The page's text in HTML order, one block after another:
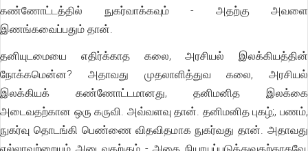
கண்ணோட்டத்தில் நுகர்வாக்கவும் - அதற்கு அவளை
இணங்கவைப்பதும் தான்.
தனியுடமையை எதிர்க்காத கலை, அரசியல் இலக்கியத்தின்
நோக்கமென்ன? அதாவது முதலாளித்துவ கலை, அரசியல்
இலக்கியக் கண்ணோட்டமானது, தனிமனித இலக்கை
அடைவதற்கான ஒரு கருவி. அவ்வளவு தான். தனிமனித புகழ்;, பணம்,
நுகர்வு தொடங்கி பெண்ணை விதவிதமாக நுகர்வது தான். அதாவது